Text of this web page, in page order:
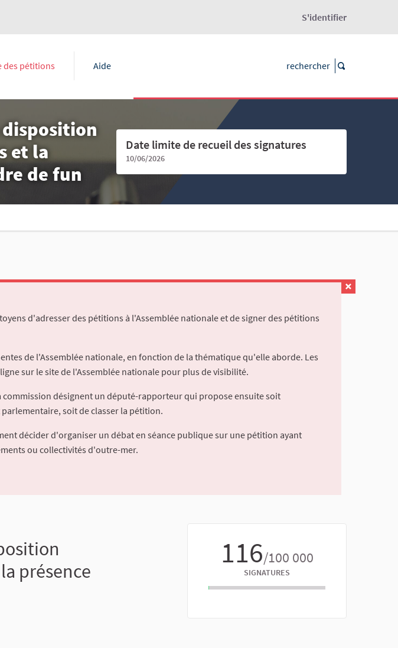
S'identifier
des pétitions Aide
et la
de fun
Date limite de recueil des signatures
10/06/2026
d'adresser des pétitions à l'Assemblée nationale et de signer des pétitions
de l'Assemblée nationale, en fonction de la thématique qu'elle aborde. Les
sur le site de l'Assemblée nationale pour plus de visibilité.
désignent un député-rapporteur qui propose ensuite soit
soit de classer la pétition.
décider d'organiser un débat en séance publique sur une pétition ayant
ou collectivités d'outre-mer.
116/100 000
SIGNATURES
présence